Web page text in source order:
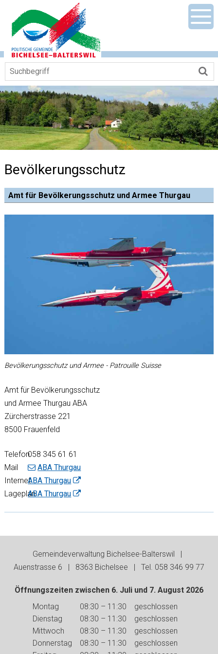
Navigieren in Gemeinde Bichelsee-
Schnellnavigation
Mobile Hauptnavigation
Suchbegriff
Bevölkerungsschutz
Amt für Bevölkerungsschutz und Armee Thurgau
Bevölkerungsschutz und Armee - Patrouille Suisse
Amt für Bevölkerungsschutz
und Armee Thurgau ABA
Zürcherstrasse 221
8500 Frauenfeld
Telefon
Mail
Internet
Lageplan
058 345 61 61
ABA Thurgau
ABA Thurgau
ABA Thurgau
Gemeindeverwaltung Bichelsee-Balterswil |
Auenstrasse 6 | 8363 Bichelsee | Tel. 058 346 99 77
Öffnungszeiten zwischen 6. Juli und 7. August 2026
Wochentag
Vormittag Nachmittag
Montag 08:30 – 11:30
geschlossen
Dienstag
08:30 – 11:30
geschlossen
Mittwoch
08:30 – 11:30
geschlossen
Donnerstag
08:30 – 11:30
geschlossen